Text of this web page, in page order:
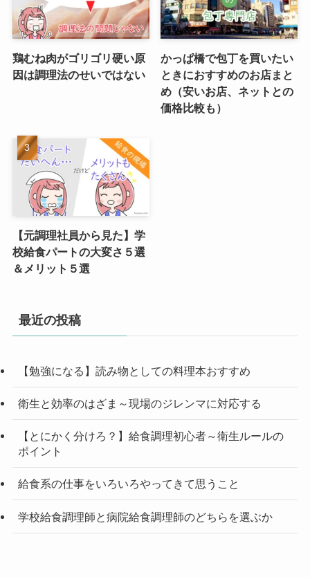
鶏むね肉がゴリゴリ硬い原
因は調理法のせいではない
かっぱ橋で包丁を買いたい
ときにおすすめのお店まと
め（安いお店、ネットとの
価格比較も）
【元調理社員から見た】学
校給食パートの大変さ５選
＆メリット５選
最近の投稿
【勉強になる】読み物としての料理本おすすめ
衛生と効率のはざま～現場のジレンマに対応する
【とにかく分けろ？】給食調理初心者～衛生ルールの
ポイント
給食系の仕事をいろいろやってきて思うこと
学校給食調理師と病院給食調理師のどちらを選ぶか